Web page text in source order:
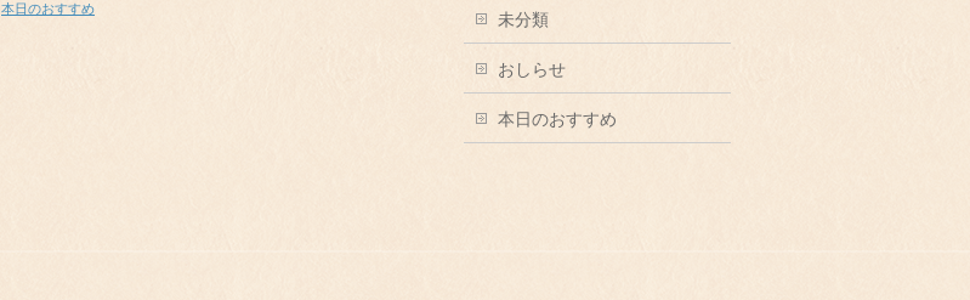
本日のおすすめ
未分類
おしらせ
本日のおすすめ